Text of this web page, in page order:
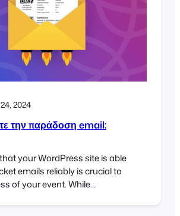
2024
την παράδοση email:
your WordPress site is able
emails reliably is crucial to
of your event. While